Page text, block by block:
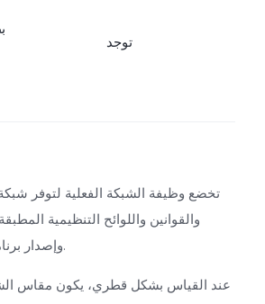
توجد
والقوانين واللوائح التنظيمية
وإصدار برنامج الهاتف المحمول.